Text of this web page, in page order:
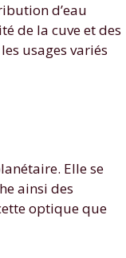
d’eau
de la cuve et des
usages variés
Elle se
ainsi des
optique que